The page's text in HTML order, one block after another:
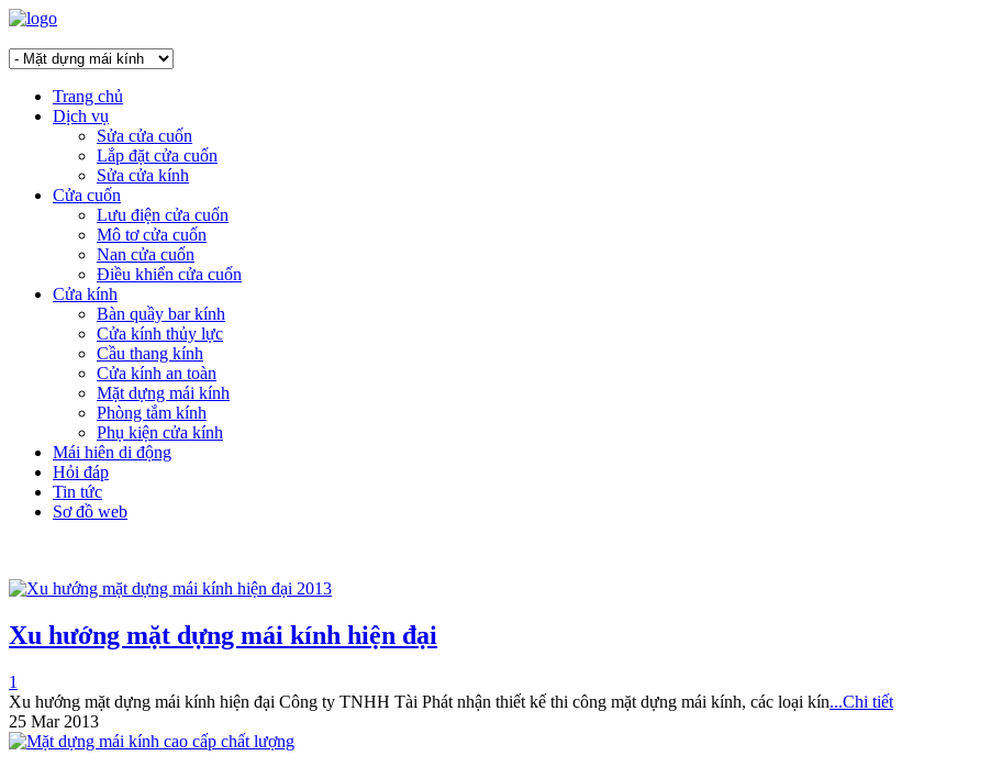
Trang chủ
Dịch vụ
Sửa cửa cuốn
Lắp đặt cửa cuốn
Sửa cửa kính
Cửa cuốn
Lưu điện cửa cuốn
Mô tơ cửa cuốn
Nan cửa cuốn
Điều khiển cửa cuốn
Cửa kính
Bàn quầy bar kính
Cửa kính thủy lực
Cầu thang kính
Cửa kính an toàn
Mặt dựng mái kính
Phòng tắm kính
Phụ kiện cửa kính
Mái hiên di động
Hỏi đáp
Tin tức
Sơ đồ web
Xu hướng mặt dựng mái kính hiện đại
1
Xu hướng mặt dựng mái kính hiện đại Công ty TNHH Tài Phát nhận thiết kế thi công mặt dựng mái kính, các loại kín...Chi tiết
25 Mar 2013